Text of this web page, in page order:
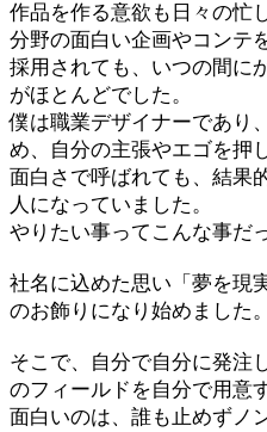
作品を作る意欲も日々の忙
分野の面白い企画やコンテ
採用されても、いつの間に
がほとんどでした。
僕は職業デザイナーであり
め、自分の主張やエゴを押
面白さで呼ばれても、結果
人になっていました。
やりたい事ってこんな事だ
社名に込めた思い「夢を現
のお飾りになり始めました。
そこで、自分で自分に発注
のフィールドを自分で用意
面白いのは、誰も止めずノ